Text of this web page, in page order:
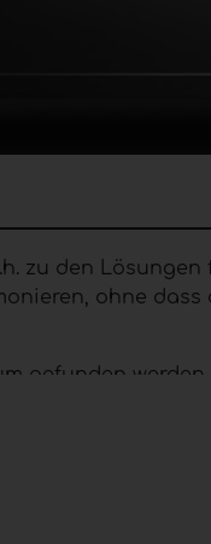
zu den
ohne
gefunden werden,
bei